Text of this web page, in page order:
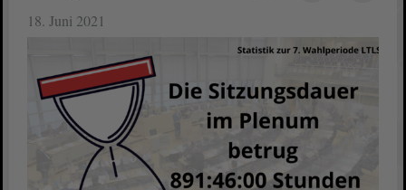
18. Juni 2021